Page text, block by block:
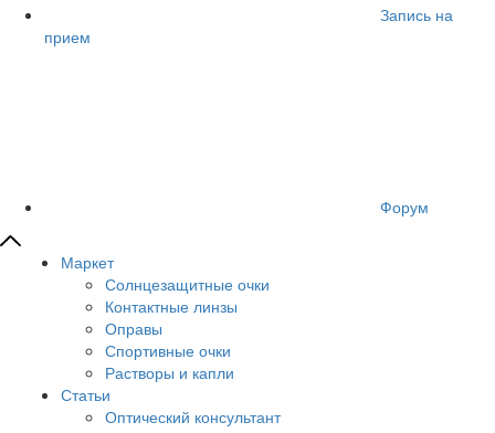
Запись на
прием
Форум
Маркет
Солнцезащитные очки
Контактные линзы
Оправы
Спортивные очки
Растворы и капли
Статьи
Оптический консультант